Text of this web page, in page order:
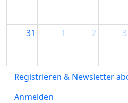
31 1 2 3
Registrieren & Newsletter
Anmelden